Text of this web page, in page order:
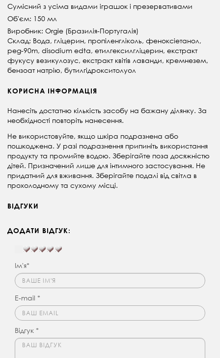
Сумісний з усіма видами іграшок і презервативами
Об'єм: 150 мл
Виробник: Orgie (Бразилія-Португалія)
Склад: Вода, гліцерин, пропіленгліколь, феноксіетанол,
peg-90m, disodium edta, етилгексилгліцерин, екстракт
фукусу везикулозус, екстракт квітів лаванди, кремнезем,
бензоат натрію, бутилгідрокситолуол
КОРИСНА ІНФОРМАЦІЯ
Нанесіть достатню кількість засобу на бажану ділянку. За
необхідності повторіть нанесення.
Не використовуйте, якщо шкіра подразнена або
пошкоджена. У разі подразнення припиніть використання
продукту та промийте водою. Зберігайте поза досяжністю
дітей. Призначений лише для інтимного застосування. Не
придатний для вживання. Зберігайте подалі від світла в
прохолодному та сухому місці.
ВІДГУКИ
ДОДАТИ ВІДГУК:
Ім'я*
E-mail *
Відгук *